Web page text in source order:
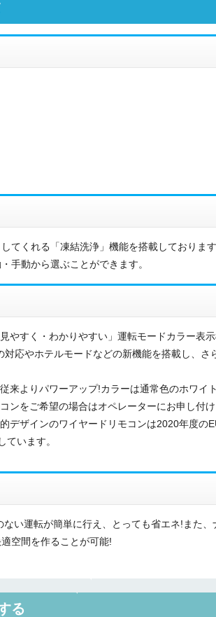
てくれる「凍結洗浄」機能を搭載しておりま
手動から選ぶことができます。
やすく・わかりやすい」運転モードカラー表
応やホテルモードなどの新機能を搭載し、さ
来よりパワーアップ!カラーは通常色のホワイト
をご希望の場合はオペレーターにお申し付け
デザインのワイヤードリモコンは2020年度の
ています。
い運転が簡単に行え、とっても省エネ!また、
空間を作ることが可能!
る